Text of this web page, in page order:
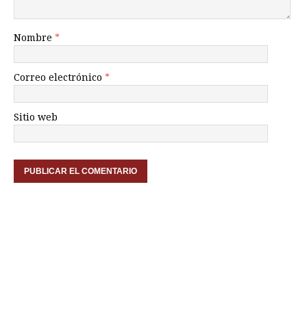
Nombre *
Correo electrónico *
Sitio web